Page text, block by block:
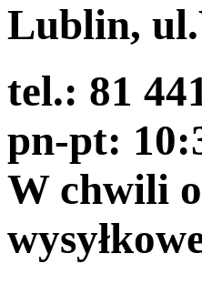
Lublin,
tel.: 81
pn-pt:
W chwili